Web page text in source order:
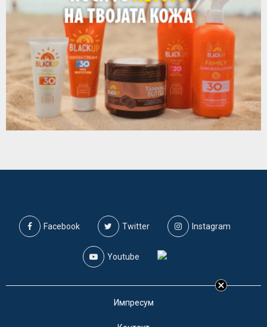
Facebook Twitter Instagram
Youtube
Импресум